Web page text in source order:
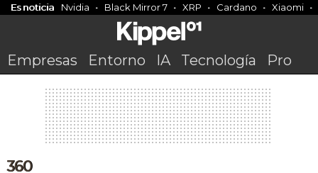
Es noticia Nvidia Black Mirror 7 XRP Cardano Xiaomi
Empresas Entorno IA Tecnología Pro
360